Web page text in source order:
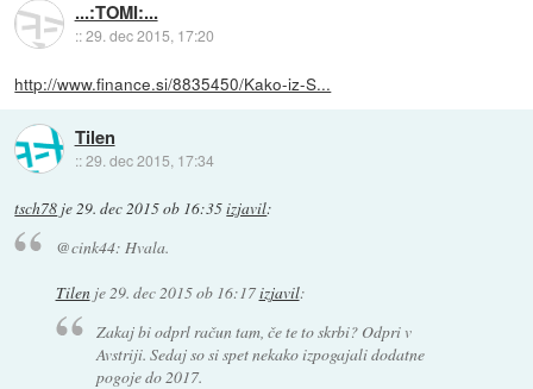
...:TOMI:...
::29. dec 2015, 17:20
http://www.finance.si/8835450/Kako-iz-S...
Tilen
::29. dec 2015, 17:34
tsch78 je 29. dec 2015 ob 16:35izjavil:
@cink44: Hvala.
Tilenje29. dec 2015 ob 16:17izjavil:
Zakaj bi odprl račun tam, če te to skrbi? Odpri v
Avstriji. Sedaj so si spet nekako izpogajali dodatne
pogoje do 2017.